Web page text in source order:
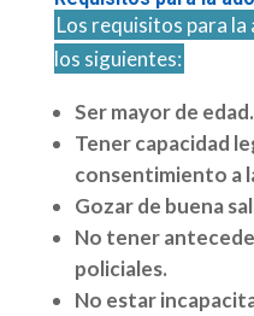
Los requisitos para la
los siguientes:
Ser mayor de edad.
Tener capacidad
consentimiento a
Gozar de buena
No tener
policiales.
No estar